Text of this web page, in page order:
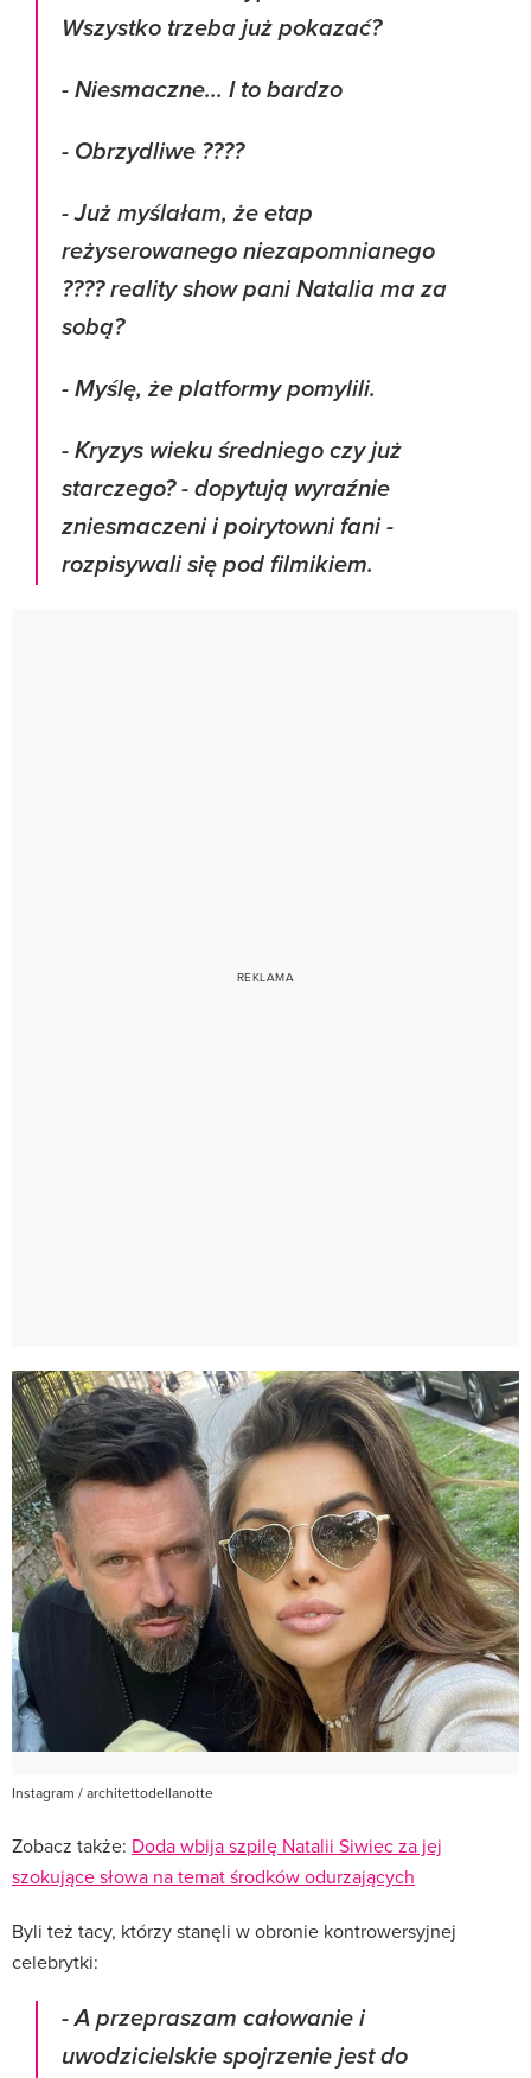
Wszystko trzeba już pokazać?
- Niesmaczne... I to bardzo
- Obrzydliwe ????
- Już myślałam, że etap
reżyserowanego niezapomnianego
???? reality show pani Natalia ma za
sobą?
- Myślę, że platformy pomylili.
- Kryzys wieku średniego czy już
starczego? - dopytują wyraźnie
zniesmaczeni i poirytowni fani -
rozpisywali się pod filmikiem.
Instagram / architettodellanotte
Zobacz także: Doda wbija szpilę Natalii Siwiec za jej
szokujące słowa na temat środków odurzających
Byli też tacy, którzy stanęli w obronie kontrowersyjnej
celebrytki:
- A przepraszam całowanie i
uwodzicielskie spojrzenie jest do